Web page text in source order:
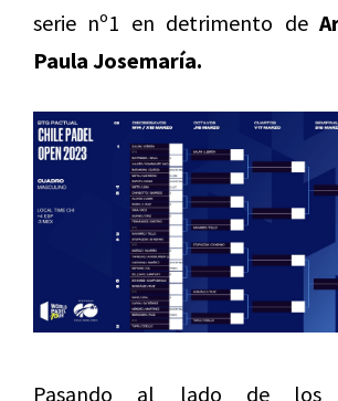
serie nº1 en detrimento de
Paula Josemaría.
Pasando al lado de los